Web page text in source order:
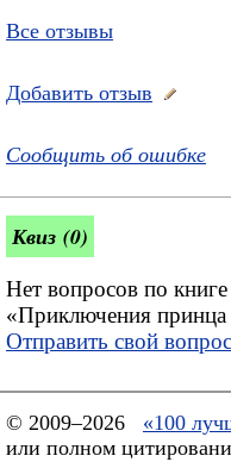
Все отзывы
Добавить отзыв
Сообщить об ошибке
Квиз (0)
Нет вопросов по
«Приключения принца
Отправить свой
© 2009–2026 «100
или полном